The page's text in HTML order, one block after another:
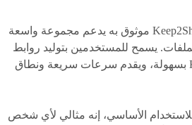
هو تنزيل Keep2Share موثوق به يدعم مجموعة واسعة
يسمح للمستخدمين بتوليد روابط
متميزة من Keep2Share بسهولة، ويقدم سرعات سريعة ونطاق
الأساسي، إنه مثالي لأي شخص